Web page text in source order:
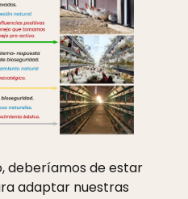
deberíamos de estar
adaptar nuestras